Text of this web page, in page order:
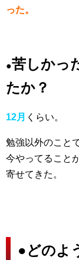
った。
●苦しかっ
たか？
12月 くらい。
勉強以外のこと
今やってること
寄せてきた。
●どのよ